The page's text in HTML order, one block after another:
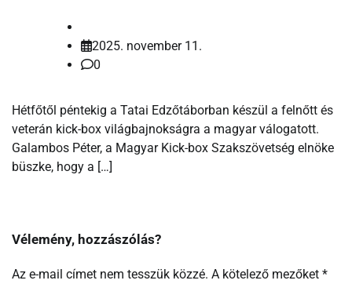
2025. november 11.
0
Hétfőtől péntekig a Tatai Edzőtáborban készül a felnőtt és
veterán kick-box világbajnokságra a magyar válogatott.
Galambos Péter, a Magyar Kick-box Szakszövetség elnöke
büszke, hogy a […]
Vélemény, hozzászólás?
Az e-mail címet nem tesszük közzé. A kötelező mezőket *